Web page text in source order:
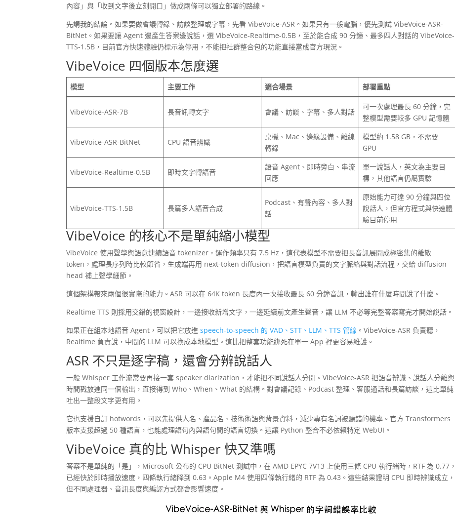
內容」與「收到文字後立刻開口」做成兩條可以獨立部署的路線。
先講我的結論。如果要做會議轉錄、訪談整理或字幕，先看 VibeVoice-ASR。如果只有一般電腦，優先測試 VibeVoice-ASR-
BitNet。如果要讓 Agent 邊產生答案邊說話，選 VibeVoice-Realtime-0.5B，至於能合成 90 分鐘、最多四人對話的 VibeVoice-
TTS-1.5B，目前官方快速體驗仍標示為停用，不能把社群整合包的功能直接當成官方現況。
VibeVoice 四個版本怎麼選
模型 主要工作 適合場景 部署重點
VibeVoice-ASR-7B 長音訊轉文字 會議、訪談、字幕、多人對話
可一次處理最長 60 分鐘，完
整模型需要較多 GPU 記憶體
VibeVoice-ASR-BitNet CPU 語音辨識
桌機、Mac、邊緣設備、離線
轉錄
模型約 1.58 GB，不需要
GPU
VibeVoice-Realtime-0.5B 即時文字轉語音
語音 Agent、即時旁白、串流
回應
單一說話人，英文為主要目
標，其他語言仍屬實驗
VibeVoice-TTS-1.5B 長篇多人語音合成
Podcast、有聲內容、多人對
話
原始能力可達 90 分鐘與四位
說話人，但官方程式與快速體
驗目前停用
VibeVoice 的核心不是單純縮小模型
VibeVoice 使用聲學與語意連續語音 tokenizer，運作頻率只有 7.5 Hz，這代表模型不需要把長音訊展開成極密集的離散
token，處理長序列時比較節省，生成端再用 next-token diffusion，把語言模型負責的文字脈絡與對話流程，交給 diffusion
head 補上聲學細節。
這個架構帶來兩個很實際的能力。ASR 可以在 64K token 長度內一次接收最長 60 分鐘音訊，輸出誰在什麼時間說了什麼。
Realtime TTS 則採用交錯的視窗設計，一邊接收新增文字，一邊延續前文產生聲音，讓 LLM 不必等完整答案寫完才開始說話。
如果正在組本地語音 Agent，可以把它放進speech-to-speech 的 VAD、STT、LLM、TTS 管線 。VibeVoice-ASR 負責聽，
Realtime 負責說，中間的 LLM 可以換成本地模型。這比把整套功能綁死在單一 App 裡更容易維護。
ASR 不只是逐字稿，還會分辨說話人
一般 Whisper 工作流常要再接一套 speaker diarization，才能把不同說話人分開。VibeVoice-ASR 把語音辨識、說話人分離與
時間戳放進同一個輸出，直接得到 Who、When、What 的結構。對會議記錄、Podcast 整理、客服通話和長篇訪談，這比單純
吐出一整段文字更有用。
它也支援自訂 hotwords，可以先提供人名、產品名、技術術語與背景資料，減少專有名詞被聽錯的機率。官方 Transformers
版本支援超過 50 種語言，也能處理語句內與語句間的語言切換。這讓 Python 整合不必依賴特定 WebUI。
VibeVoice 真的比 Whisper 快又準嗎
答案不是單純的「是」，Microsoft 公布的 CPU BitNet 測試中，在 AMD EPYC 7V13 上使用三條 CPU 執行緒時，RTF 為 0.77，
已經快於即時播放速度，四條執行緒降到 0.63。Apple M4 使用四條執行緒的 RTF 為 0.43。這些結果證明 CPU 即時辨識成立，
但不同處理器、音訊長度與編譯方式都會影響速度。